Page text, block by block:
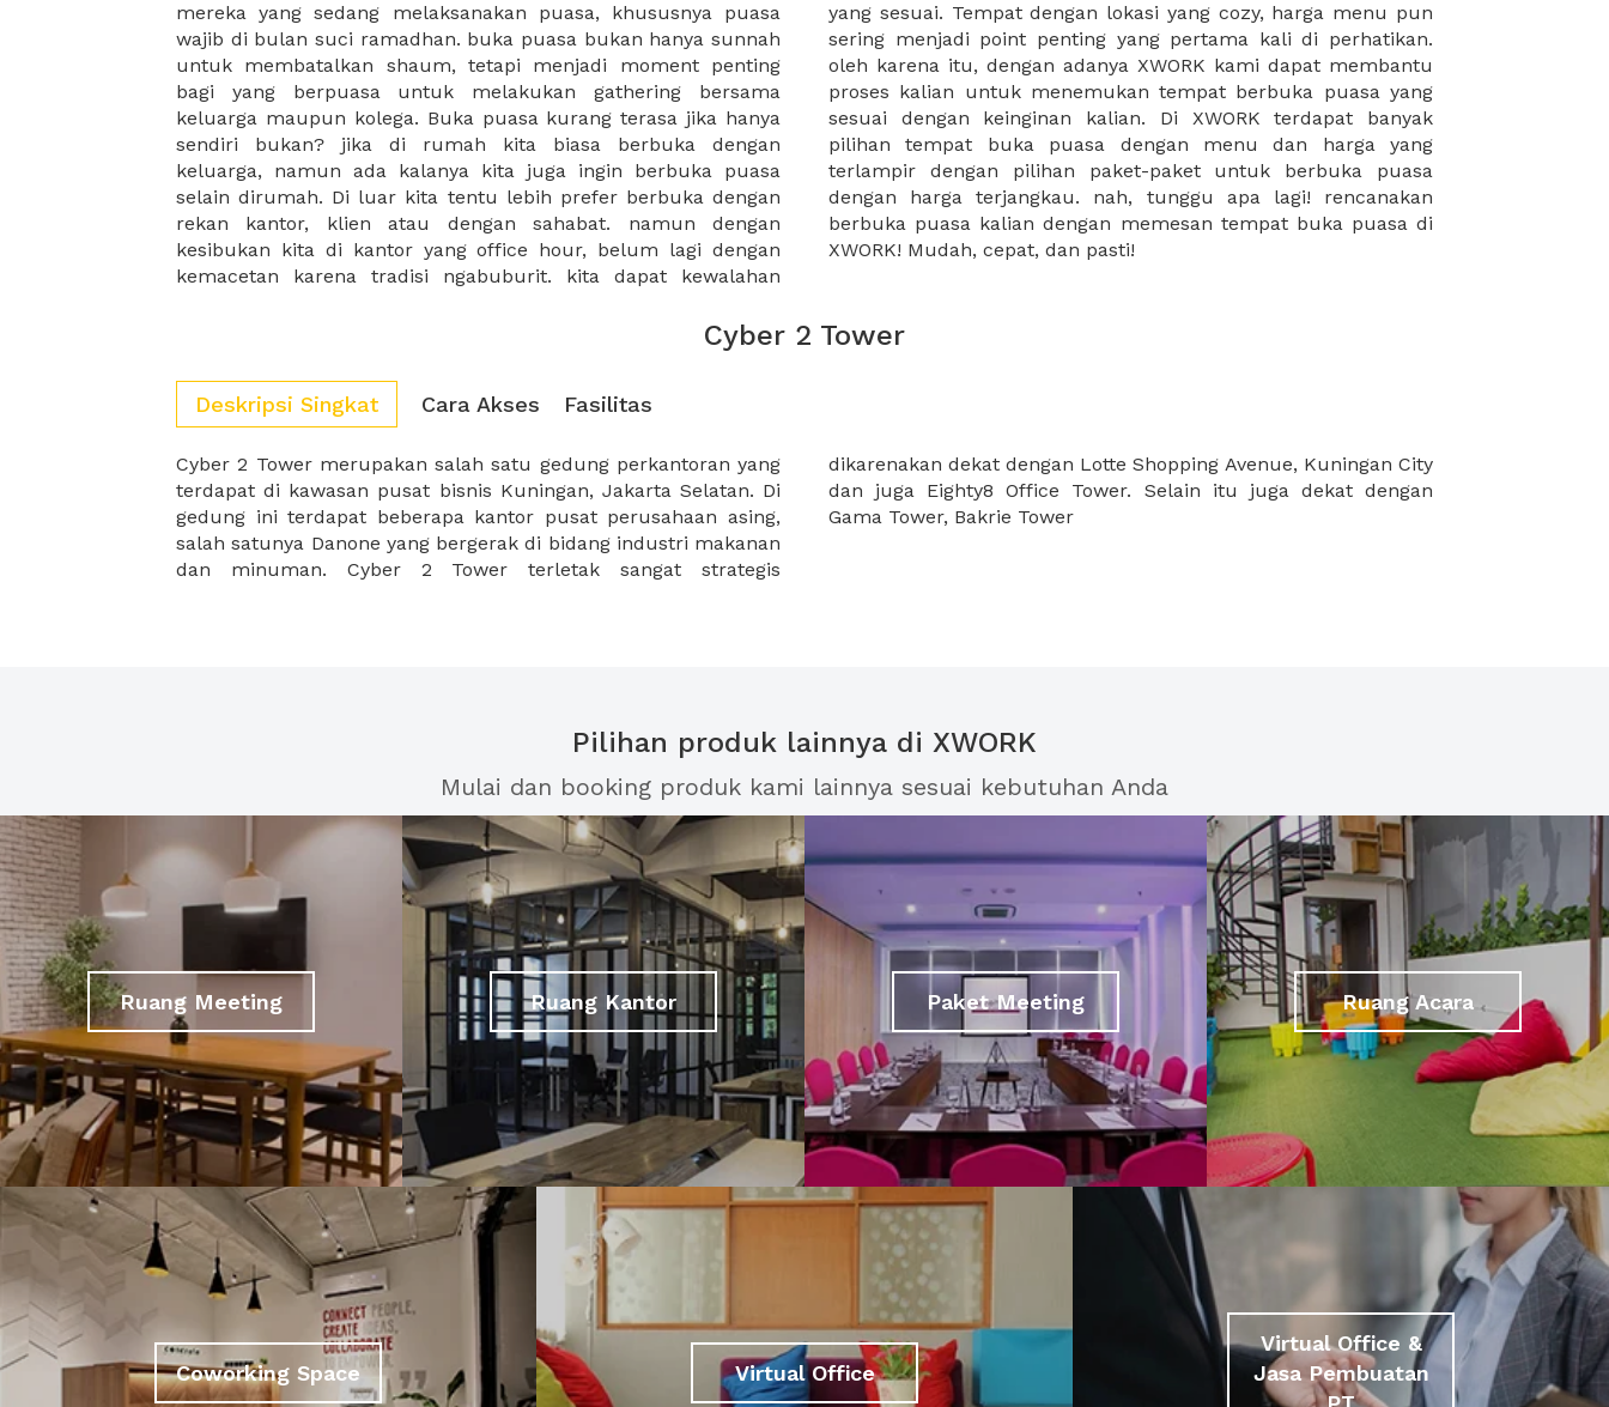
mereka yang sedang melaksanakan puasa, khususnya puasa
wajib di bulan suci ramadhan. buka puasa bukan hanya sunnah
untuk membatalkan shaum, tetapi menjadi moment penting
bagi yang berpuasa untuk melakukan gathering bersama
keluarga maupun kolega. Buka puasa kurang terasa jika hanya
sendiri bukan? jika di rumah kita biasa berbuka dengan
keluarga, namun ada kalanya kita juga ingin berbuka puasa
selain dirumah. Di luar kita tentu lebih prefer berbuka dengan
rekan kantor, klien atau dengan sahabat. namun dengan
kesibukan kita di kantor yang office hour, belum lagi dengan
kemacetan karena tradisi ngabuburit. kita dapat kewalahan
yang sesuai. Tempat dengan lokasi yang cozy, harga menu pun
sering menjadi point penting yang pertama kali di perhatikan.
oleh karena itu, dengan adanya XWORK kami dapat membantu
proses kalian untuk menemukan tempat berbuka puasa yang
sesuai dengan keinginan kalian. Di XWORK terdapat banyak
pilihan tempat buka puasa dengan menu dan harga yang
terlampir dengan pilihan paket-paket untuk berbuka puasa
dengan harga terjangkau. nah, tunggu apa lagi! rencanakan
berbuka puasa kalian dengan memesan tempat buka puasa di
XWORK! Mudah, cepat, dan pasti!
Cyber 2 Tower
Deskripsi Singkat Cara Akses Fasilitas
Cyber 2 Tower merupakan salah satu gedung perkantoran yang
terdapat di kawasan pusat bisnis Kuningan, Jakarta Selatan. Di
gedung ini terdapat beberapa kantor pusat perusahaan asing,
salah satunya Danone yang bergerak di bidang industri makanan
dan minuman. Cyber 2 Tower terletak sangat strategis
dikarenakan dekat dengan Lotte Shopping Avenue, Kuningan City
dan juga Eighty8 Office Tower. Selain itu juga dekat dengan
Gama Tower, Bakrie Tower
Pilihan produk lainnya di XWORK
Mulai dan booking produk kami lainnya sesuai kebutuhan Anda
Ruang Meeting Ruang Kantor Paket Meeting Ruang Acara
Coworking Space Virtual Office
Virtual Office &
Jasa Pembuatan